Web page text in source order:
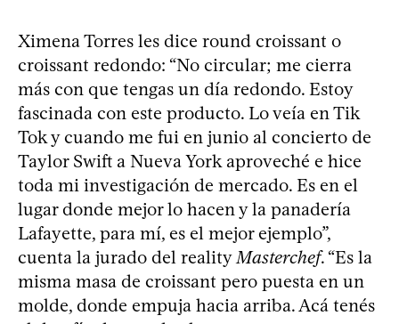
Ximena Torres les dice round croissant o
croissant redondo: “No circular; me cierra
más con que tengas un día redondo. Estoy
fascinada con este producto. Lo veía en Tik
Tok y cuando me fui en junio al concierto de
Taylor Swift a Nueva York aproveché e hice
toda mi investigación de mercado. Es en el
lugar donde mejor lo hacen y la panadería
Lafayette, para mí, es el mejor ejemplo”,
cuenta la jurado del realityMasterchef. “Es la
misma masa de croissant pero puesta en un
molde, donde empuja hacia arriba. Acá tenés